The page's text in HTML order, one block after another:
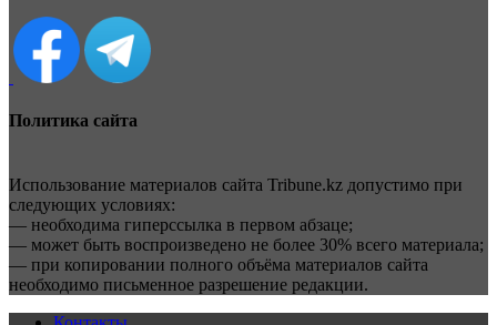
Политика сайта
Использование материалов сайта Tribune.kz допустимо при
следующих условиях:
— необходима гиперссылка в первом абзаце;
— может быть воспроизведено не более 30% всего материала;
— при копировании полного объёма материалов сайта
необходимо письменное разрешение редакции.